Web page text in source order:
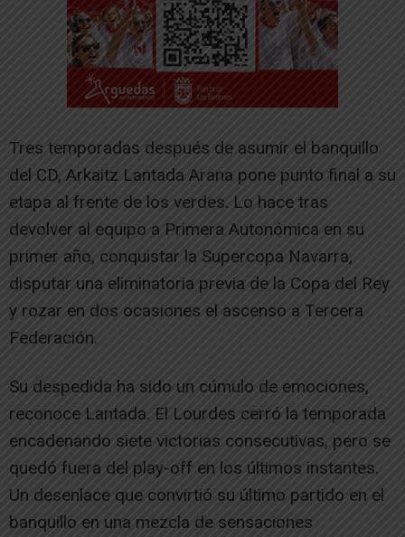
Tres temporadas después de asumir el banquillo
del CD, Arkaitz Lantada Arana pone punto final a su
etapa al frente de los verdes. Lo hace tras
devolver al equipo a Primera Autonómica en su
primer año, conquistar la Supercopa Navarra,
disputar una eliminatoria previa de la Copa del Rey
y rozar en dos ocasiones el ascenso a Tercera
Federación.
Su despedida ha sido un cúmulo de emociones,
reconoce Lantada. El Lourdes cerró la temporada
encadenando siete victorias consecutivas, pero se
quedó fuera del play-off en los últimos instantes.
Un desenlace que convirtió su último partido en el
banquillo en una mezcla de sensaciones